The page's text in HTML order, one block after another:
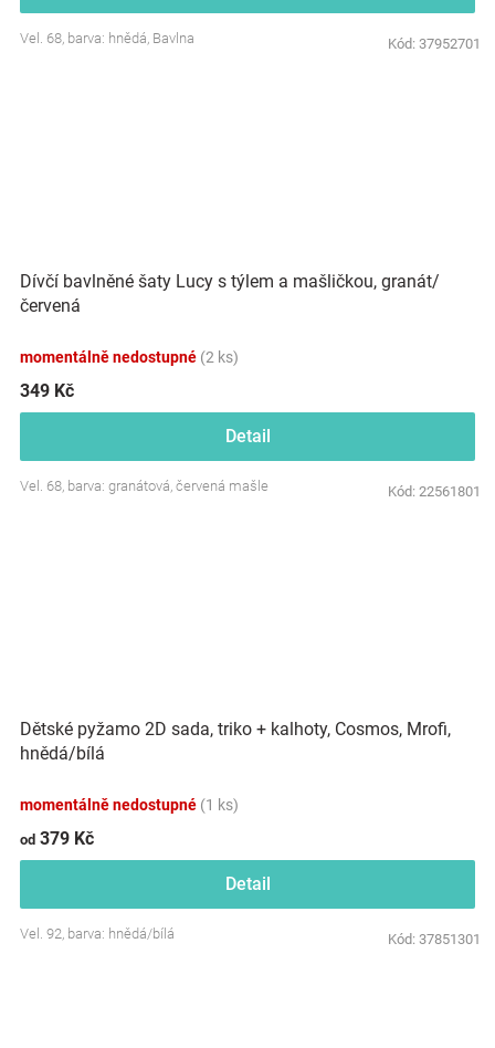
Vel. 68, barva: hnědá, Bavlna Kód: 37952701
Dívčí bavlněné šaty Lucy s týlem a mašličkou, granát/
červená
momentálně nedostupné (2 ks)
349 Kč
Detail
Vel. 68, barva: granátová, červená mašle Kód: 22561801
Dětské pyžamo 2D sada, triko + kalhoty, Cosmos, Mrofi,
hnědá/bílá
momentálně nedostupné (1 ks)
od 379 Kč
Detail
Vel. 92, barva: hnědá/bílá Kód: 37851301